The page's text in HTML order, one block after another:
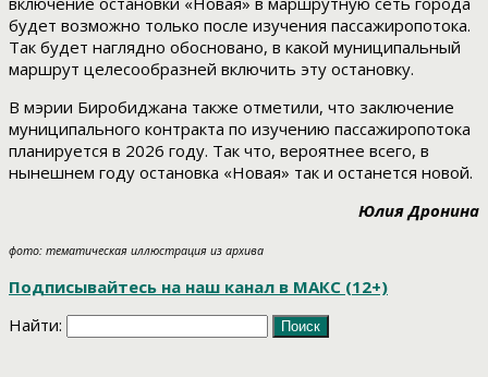
будет возможно только после изучения пассажиропотока.
Так будет наглядно обосновано, в какой муниципальный
маршрут целесообразней включить эту остановку.
В мэрии Биробиджана также отметили, что заключение
муниципального контракта по изучению пассажиропотока
планируется в 2026 году. Так что, вероятнее всего, в
нынешнем году остановка «Новая» так и останется новой.
Юлия Дронина
фото: тематическая иллюстрация из архива
Подписывайтесь на наш канал в МАКС (12+)
Найти: